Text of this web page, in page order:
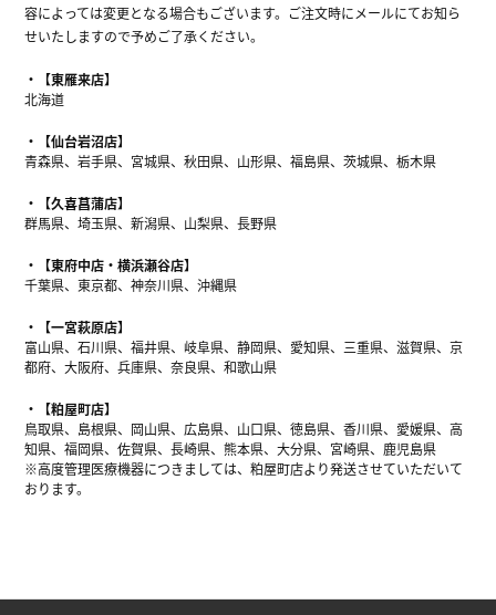
容によっては変更となる場合もございます。ご注文時にメールにてお知ら
せいたしますので予めご了承ください。
【東雁来店】
北海道
【仙台岩沼店】
青森県、岩手県、宮城県、秋田県、山形県、福島県、茨城県、栃木県
【久喜菖蒲店】
群馬県、埼玉県、新潟県、山梨県、長野県
【東府中店・横浜瀬谷店】
千葉県、東京都、神奈川県、沖縄県
【一宮萩原店】
富山県、石川県、福井県、岐阜県、静岡県、愛知県、三重県、滋賀県、京
都府、大阪府、兵庫県、奈良県、和歌山県
【粕屋町店】
鳥取県、島根県、岡山県、広島県、山口県、徳島県、香川県、愛媛県、高
知県、福岡県、佐賀県、長崎県、熊本県、大分県、宮崎県、鹿児島県
※高度管理医療機器につきましては、粕屋町店より発送させていただいて
おります。